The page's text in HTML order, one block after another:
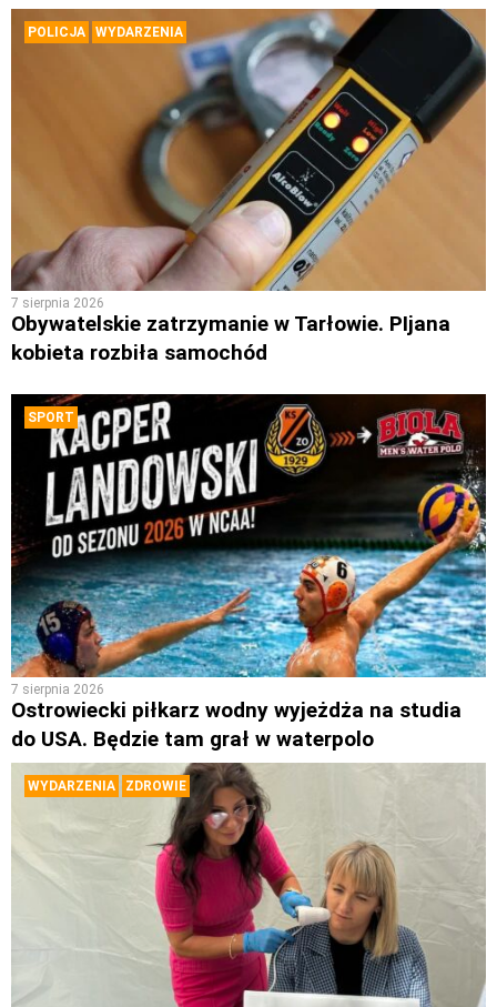
POLICJA WYDARZENIA
7 sierpnia 2026
Obywatelskie zatrzymanie w Tarłowie. PIjana
kobieta rozbiła samochód
SPORT
7 sierpnia 2026
Ostrowiecki piłkarz wodny wyjeżdża na studia
do USA. Będzie tam grał w waterpolo
WYDARZENIA ZDROWIE